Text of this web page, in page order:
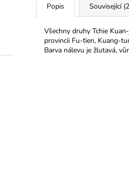
Popis Související
Všechny druhy Tchie
provincii Fu-ťien, Kuang-
Barva nálevu je žlutavá,